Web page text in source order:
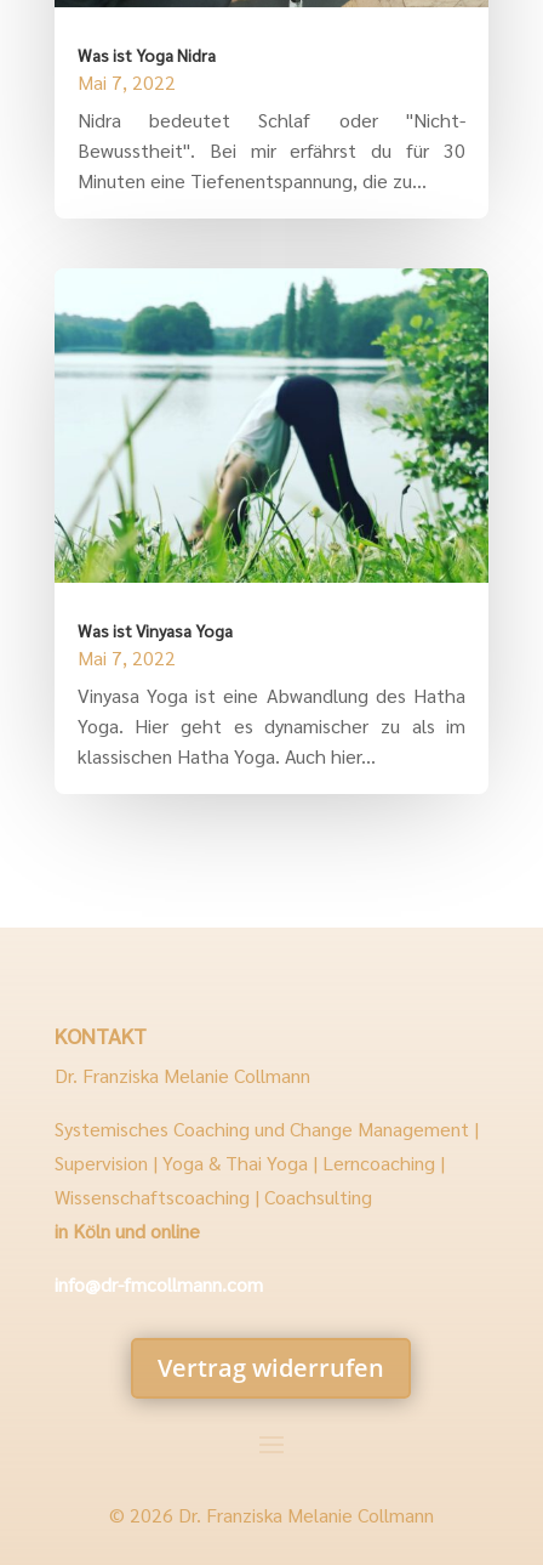
Was ist Yoga Nidra
Mai 7, 2022
Nidra bedeutet Schlaf oder "Nicht-
Bewusstheit". Bei mir erfährst du für 30
Minuten eine Tiefenentspannung, die zu...
Was ist Vinyasa Yoga
Mai 7, 2022
Vinyasa Yoga ist eine Abwandlung des Hatha
Yoga. Hier geht es dynamischer zu als im
klassischen Hatha Yoga. Auch hier...
KONTAKT
Dr. Franziska Melanie Collmann
Systemisches Coaching und Change Management |
Supervision | Yoga & Thai Yoga | Lerncoaching |
Wissenschaftscoaching | Coachsulting
in Köln und online
info@dr-fmcollmann.com
Vertrag widerrufen
© 2026 Dr. Franziska Melanie Collmann